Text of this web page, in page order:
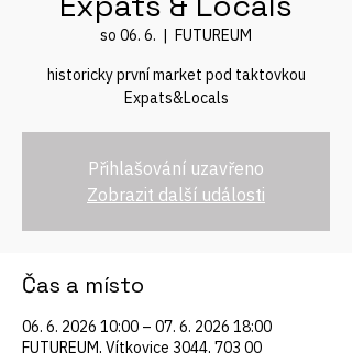
so 06. 6.
  |
FUTUREUM
historicky první market pod taktovkou
Expats&Locals
Přihlašování uzavřeno
Zobrazit další události
Čas a místo
06. 6. 2026 10:00 – 07. 6. 2026 18:00
FUTUREUM, Vítkovice 3044, 703 00